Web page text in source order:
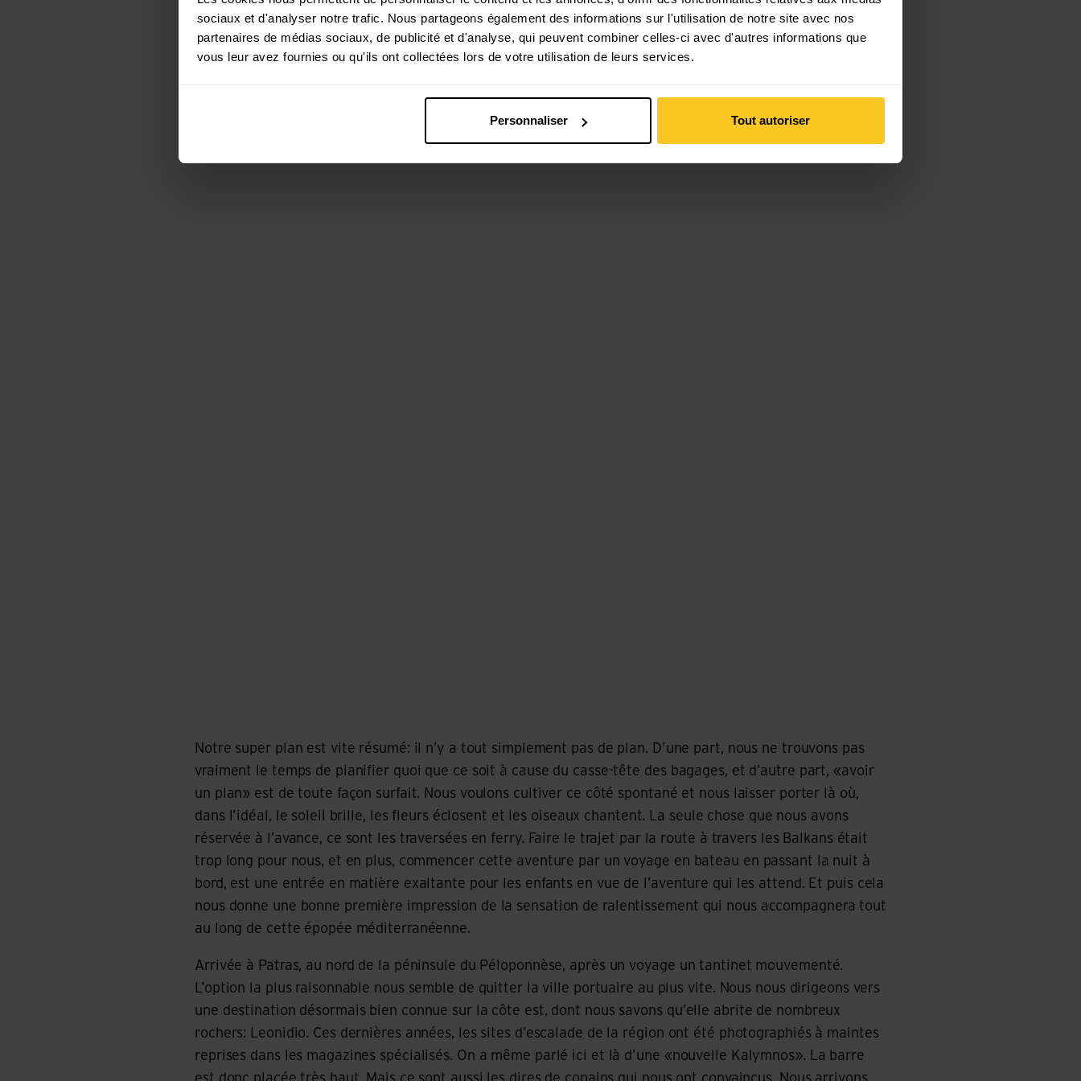
sociaux et d'analyser notre trafic. Nous partageons également des informations sur l'utilisation de notre site avec nos
partenaires de médias sociaux, de publicité et d'analyse, qui peuvent combiner celles-ci avec d'autres informations que
vous leur avez fournies ou qu'ils ont collectées lors de votre utilisation de leurs services.
Personnaliser Tout autoriser
nous aussi.
Notre super plan est vite résumé: il n’y a tout simplement pas de plan. D’une part, nous ne trouvons pas
vraiment le temps de planifier quoi que ce soit à cause du casse-tête des bagages, et d’autre part, «avoir
un plan» est de toute façon surfait. Nous voulons cultiver ce côté spontané et nous laisser porter là où,
dans l’idéal, le soleil brille, les fleurs éclosent et les oiseaux chantent. La seule chose que nous avons
réservée à l’avance, ce sont les traversées en ferry. Faire le trajet par la route à travers les Balkans était
trop long pour nous, et en plus, commencer cette aventure par un voyage en bateau en passant la nuit à
bord, est une entrée en matière exaltante pour les enfants en vue de l’aventure qui les attend. Et puis cela
nous donne une bonne première impression de la sensation de ralentissement qui nous accompagnera tout
au long de cette épopée méditerranéenne.
Arrivée à Patras, au nord de la péninsule du Péloponnèse, après un voyage un tantinet mouvementé.
L’option la plus raisonnable nous semble de quitter la ville portuaire au plus vite. Nous nous dirigeons vers
une destination désormais bien connue sur la côte est, dont nous savons qu’elle abrite de nombreux
rochers: Leonidio. Ces dernières années, les sites d’escalade de la région ont été photographiés à maintes
reprises dans les magazines spécialisés. On a même parlé ici et là d’une «nouvelle Kalymnos». La barre